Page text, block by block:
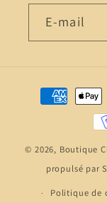
E-mail
Moyens
de
© 2026, Boutique
propulsé par
Politique de